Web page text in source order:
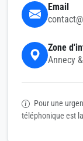
Email
Zone
Annecy
Pour une
téléphonique est